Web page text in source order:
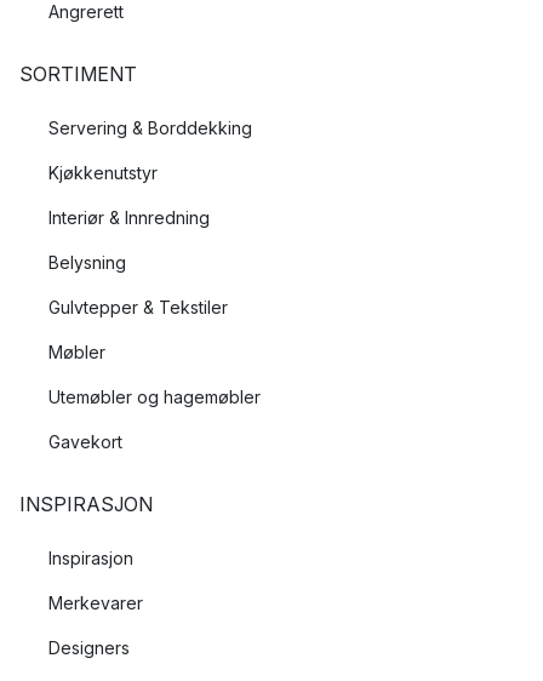
Angrerett
SORTIMENT
Servering & Borddekking
Kjøkkenutstyr
Interiør & Innredning
Belysning
Gulvtepper & Tekstiler
Møbler
Utemøbler og hagemøbler
Gavekort
INSPIRASJON
Inspirasjon
Merkevarer
Designers